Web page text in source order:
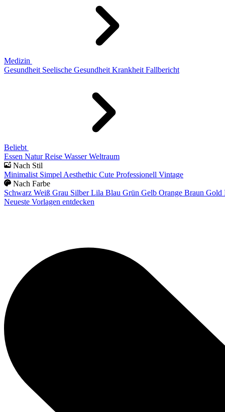
Medizin
Gesundheit Seelische Gesundheit Krankheit Fallbericht
Beliebt
Essen Natur Reise Wasser Weltraum
Nach Stil
Minimalist Simpel Aesthethic Cute Professionell Vintage
Nach Farbe
Schwarz Weiß Grau Silber Lila Blau Grün Gelb Orange Braun Gold
Neueste Vorlagen entdecken